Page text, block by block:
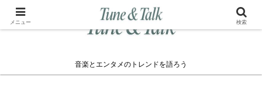
音楽とエンタメのトレンドを語ろう
メニュー 検索